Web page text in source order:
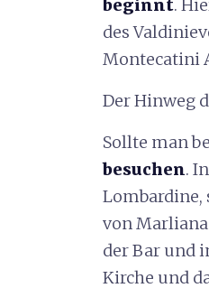
beginnt.
des
Montecatini
Der Hinweg
Sollte man
besuchen.
Lombardine,
von
der Bar und
Kirche und